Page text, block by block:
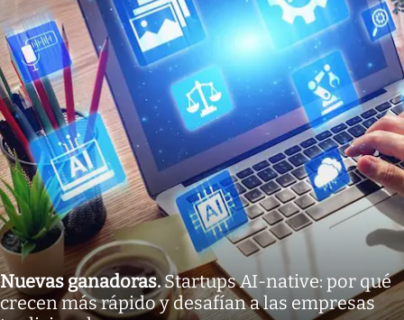
Nuevas ganadoras.Startups AI-native: por qué
crecen más rápido y desafían a las empresas